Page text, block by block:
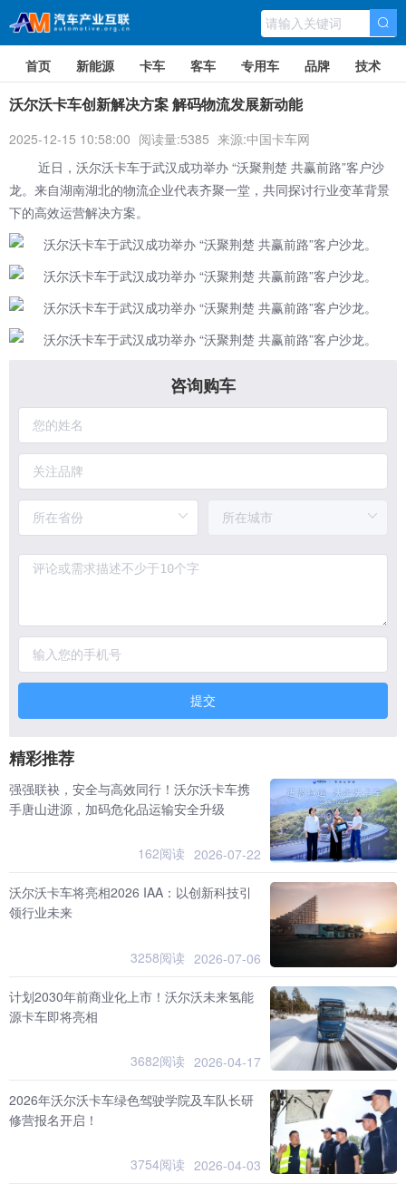
首页 新能源 卡车 客车 专用车 品牌 技术
沃尔沃卡车创新解决方案 解码物流发展新动能
2025-12-15 10:58:00 阅读量:5385 来源:中国卡车网
近日，沃尔沃卡车于武汉成功举办 “沃聚荆楚 共赢前路”客户沙
龙。来自湖南湖北的物流企业代表齐聚一堂，共同探讨行业变革背景
下的高效运营解决方案。
咨询购车
提交
精彩推荐
强强联袂，安全与高效同行！沃尔沃卡车携
手唐山进源，加码危化品运输安全升级
162阅读 2026-07-22
沃尔沃卡车将亮相2026 IAA：以创新科技引
领行业未来
3258阅读 2026-07-06
计划2030年前商业化上市！沃尔沃未来氢能
源卡车即将亮相
3682阅读 2026-04-17
2026年沃尔沃卡车绿色驾驶学院及车队长研
修营报名开启！
3754阅读 2026-04-03